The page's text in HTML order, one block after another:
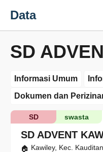
Data
SD
Informasi Umum
Dokumen dan
SD ADVENT
swasta
SD
Kawiley, Kec.